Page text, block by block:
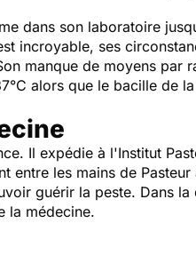
dans son laboratoire
incroyable, ses
manque de moyens par
alors que le bacille de
Il expédie à l'Institut
entre les mains de
guérir la peste. Dans la
la médecine.